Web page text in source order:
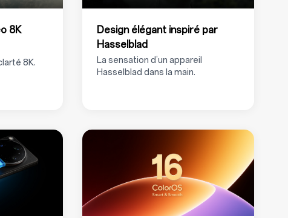
8K
8K.
Design élégant inspiré par
Hasselblad
La sensation d’un appareil
Hasselblad dans la main.